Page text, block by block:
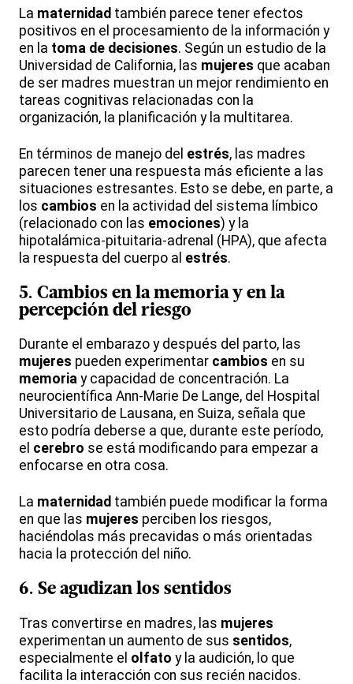
La maternidad también parece tener efectos
positivos en el procesamiento de la información y
en la toma de decisiones. Según un estudio de la
Universidad de California, las mujeres que acaban
de ser madres muestran un mejor rendimiento en
tareas cognitivas relacionadas con la
organización, la planificación y la multitarea.
En términos de manejo del estrés, las madres
parecen tener una respuesta más eficiente a las
situaciones estresantes. Esto se debe, en parte, a
los cambios en la actividad del sistema límbico
(relacionado con las emociones) y la
hipotalámica-pituitaria-adrenal (HPA), que afecta
la respuesta del cuerpo al estrés.
5. Cambios en lamemoriay en la
percepción del riesgo
Durante el embarazo y después del parto, las
mujeres pueden experimentar cambios en su
memoria y capacidad de concentración. La
neurocientífica Ann-Marie De Lange, del Hospital
Universitario de Lausana, en Suiza, señala que
esto podría deberse a que, durante este período,
el cerebro se está modificando para empezar a
enfocarse en otra cosa.
La maternidad también puede modificar la forma
en que las mujeres perciben los riesgos,
haciéndolas más precavidas o más orientadas
hacia la protección del niño.
6. Se agudizan los sentidos
Tras convertirse en madres, las mujeres
experimentan un aumento de sus sentidos,
especialmente el olfato y la audición, lo que
facilita la interacción con sus recién nacidos.